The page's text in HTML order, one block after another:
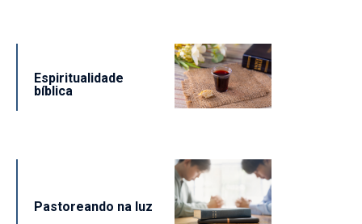
Espiritualidade
bíblica
Pastoreando na luz